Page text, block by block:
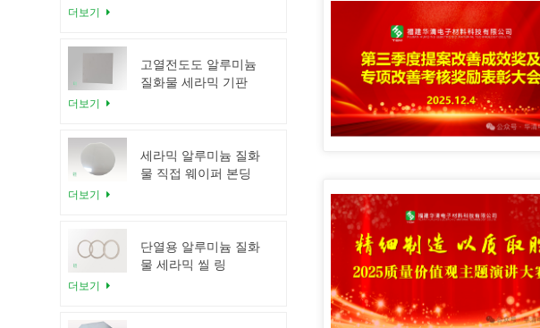
더보기
고열전도도 알루미늄
질화물 세라믹 기판
더보기
세라믹 알루미늄 질화
물 직접 웨이퍼 본딩
더보기
단열용 알루미늄 질화
물 세라믹 씰 링
더보기